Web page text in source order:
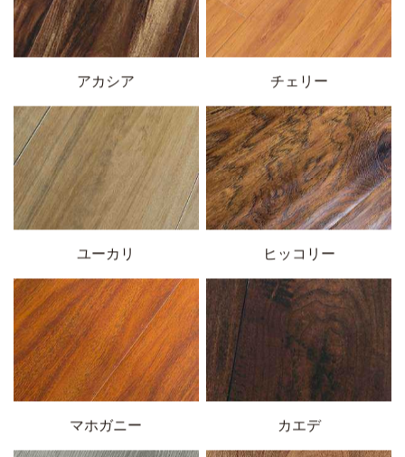
アカシア チェリー
ユーカリ ヒッコリー
マホガニー カエデ